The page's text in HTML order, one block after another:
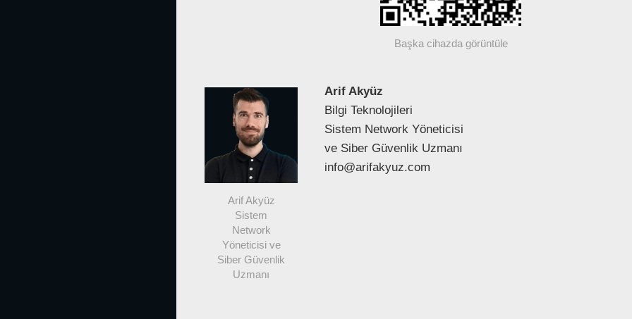
Başka cihazda görüntüle
Arif Akyüz
Sistem
Network
Yöneticisi ve
Siber Güvenlik
Uzmanı
Arif Akyüz
Bilgi Teknolojileri
Sistem Network Yöneticisi
ve Siber Güvenlik Uzmanı
info@arifakyuz.com